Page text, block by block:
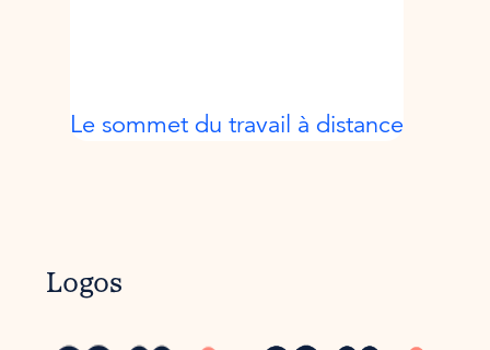
Le sommet du travail à distance
Logos